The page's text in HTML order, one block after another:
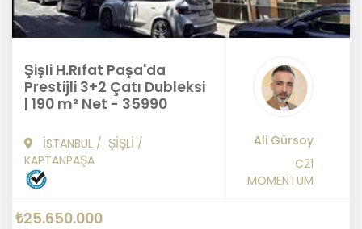
Şişli H.Rıfat Paşa'da
Prestijli 3+2 Çatı Dubleksi
| 190 m² Net - 35990
İSTANBUL / ŞİŞLİ /
KAPTANPAŞA
Ali Gürsoy
C21
MOMENTUM
₺25.650.000